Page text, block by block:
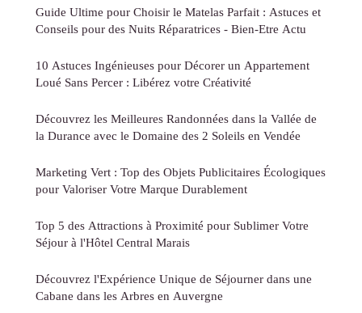
Guide Ultime pour Choisir le Matelas Parfait : Astuces et
Conseils pour des Nuits Réparatrices - Bien-Etre Actu
10 Astuces Ingénieuses pour Décorer un Appartement
Loué Sans Percer : Libérez votre Créativité
Découvrez les Meilleures Randonnées dans la Vallée de
la Durance avec le Domaine des 2 Soleils en Vendée
Marketing Vert : Top des Objets Publicitaires Écologiques
pour Valoriser Votre Marque Durablement
Top 5 des Attractions à Proximité pour Sublimer Votre
Séjour à l'Hôtel Central Marais
Découvrez l'Expérience Unique de Séjourner dans une
Cabane dans les Arbres en Auvergne